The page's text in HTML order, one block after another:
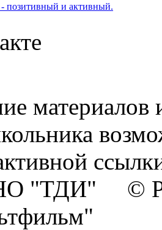
позитивный и активный.
материалов
"ТДИ" ©